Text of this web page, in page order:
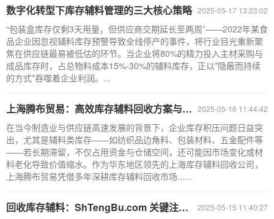
2025-05-17 13:23:02
数字化转型下库存辅料管理的三大核心策略
“包装盒库存仅剩3天用量，但供应商交期延长至两周”——2022年某食
品企业因忽视辅料库存预警导致全线停产的事件，将行业目光重新聚
焦在供应链最易被低估的环节。当企业将80%的精力投入主材采购与
成品库存时，占总物料成本15%-30%的辅料库存，正以*隐蔽而持续
的方式*吞噬着企业利润。...
2025-05-16 11:44:42
上海腾布贸易：高效库存辅料回收方案与全流程解析
在当今制造业与供应链高速发展的背景下，企业库存积压问题日益突
出，尤其是辅料类库存——如纺织品边角料、包装材料、五金配件等
——若长期滞留，不仅占用资金与仓储空间，还可能因市场变化或材
料老化导致价值缩水。作为华东地区领先的上海库存辅料回收公司，
上海腾布贸易凭借多年深耕库存辅料回收市场......
2025-05-15 11:40:27
回收库存辅料：ShTengBu.com 关键注意事项全解析